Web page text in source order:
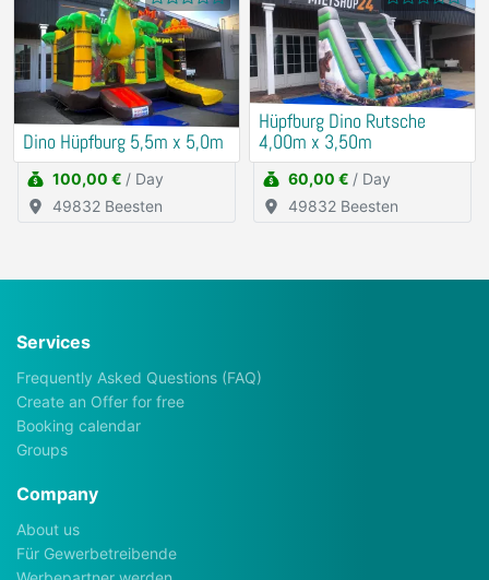
Dino Hüpfburg 5,5m x 5,0m
100,00 € / Day
49832 Beesten
Hüpfburg Dino Rutsche
4,00m x 3,50m
60,00 € / Day
49832 Beesten
Services
Frequently Asked Questions (FAQ)
Create an Offer for free
Booking calendar
Groups
Company
About us
Für Gewerbetreibende